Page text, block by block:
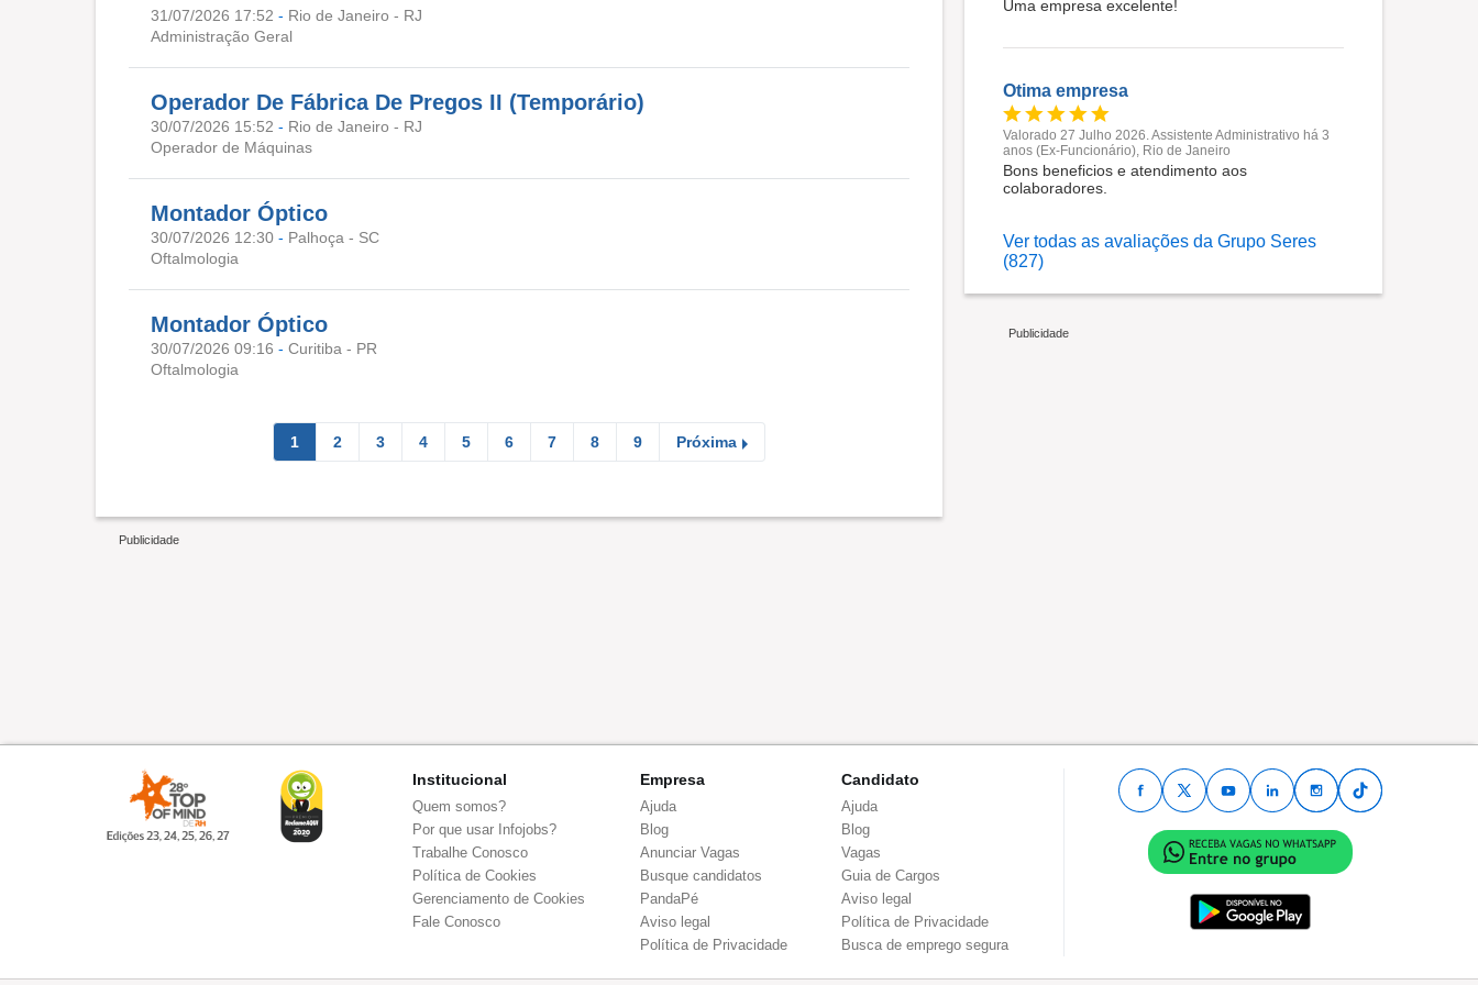
31/07/2026 17:52 - Rio de Janeiro - RJ
Administração Geral
Operador De Fábrica De Pregos II (Temporário)
30/07/2026 15:52 - Rio de Janeiro - RJ
Operador de Máquinas
Montador Óptico
30/07/2026 12:30 - Palhoça - SC
Oftalmologia
Montador Óptico
30/07/2026 09:16 - Curitiba - PR
Oftalmologia
1 2 3 4 5 6 7 8 9 Próxima
Uma empresa excelente!
Otima empresa
Valorado 27 Julho 2026. Assistente Administrativo há 3
anos (Ex-Funcionário), Rio de Janeiro
Bons beneficios e atendimento aos
colaboradores.
Ver todas as avaliações da Grupo Seres
(827)
Institucional
Quem somos?
Por que usar Infojobs?
Trabalhe Conosco
Política de Cookies
Gerenciamento de Cookies
Fale Conosco
Empresa
Ajuda
Blog
Anunciar Vagas
Busque candidatos
PandaPé
Aviso legal
Política de Privacidade
Candidato
Ajuda
Blog
Vagas
Guia de Cargos
Aviso legal
Política de Privacidade
Busca de emprego segura